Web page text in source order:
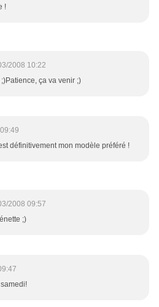
!
2008 10:22
ça va venir ;)
définitivement mon modèle préféré !
2008 09:57
;)